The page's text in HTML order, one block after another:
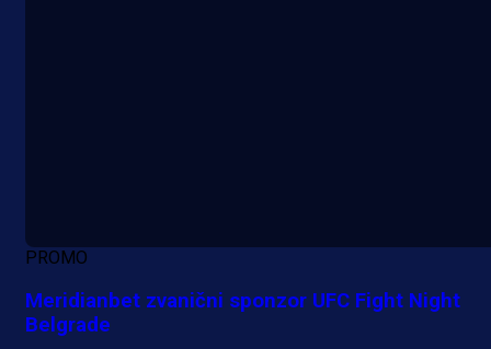
PROMO
Meridianbet zvanični sponzor UFC Fight Night
Belgrade